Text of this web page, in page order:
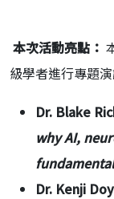
本次活動亮點：
級學者進行專題
Dr. Blake
why AI,
Dr. Kenji